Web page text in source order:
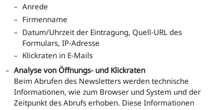
Anrede
Firmenname
Datum/Uhrzeit der Eintragung, Quell-URL des
Formulars, IP-Adresse
Klickraten in E-Mails
Analyse von Öffnungs- und Klickraten
Beim Abrufen des Newsletters werden technische
Informationen, wie zum Browser und System und der
Zeitpunkt des Abrufs erhoben. Diese Informationen